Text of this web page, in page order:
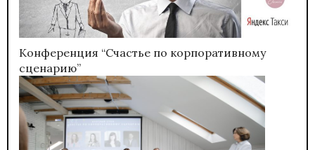
Конференция “Счастье по корпоративному
сценарию”